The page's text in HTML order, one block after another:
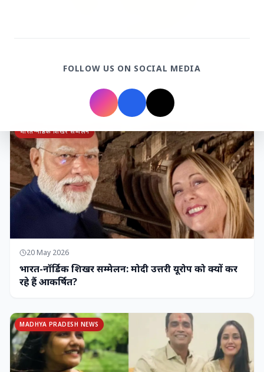
गोंद कतिरा वेलनेस ड्रिंक — पेट की सेहत के लिए रात भर का
उपाय जिसका आपका पेट इंतजार कर रहा था
भारत-नॉर्डिक शिखर सम्मेलन
20 May 2026
भारत-नॉर्डिक शिखर सम्मेलन: मोदी उत्तरी यूरोप को क्यों कर
रहे हैं आकर्षित?
MADHYA PRADESH NEWS
FOLLOW US ON SOCIAL MEDIA